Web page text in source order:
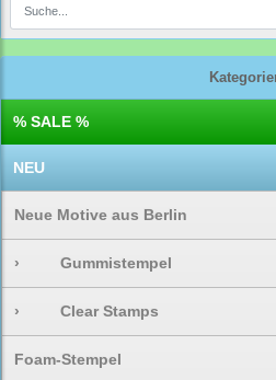
% SALE %
NEU
Neue Motive aus Berlin
› Gummistempel
› Clear Stamps
Foam-Stempel